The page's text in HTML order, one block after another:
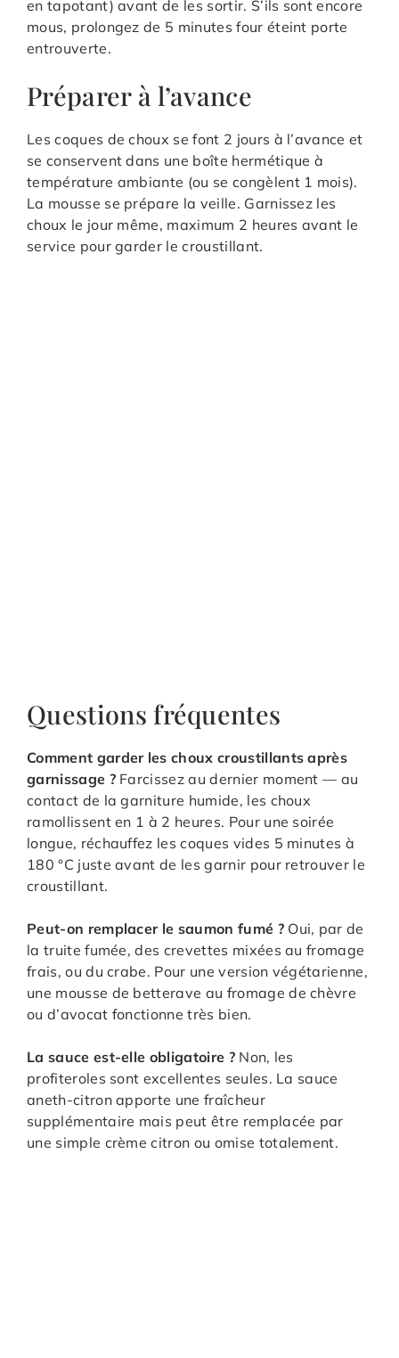
en tapotant) avant de les sortir. S’ils sont encore
mous, prolongez de 5 minutes four éteint porte
entrouverte.
Préparer à l’avance
Les coques de choux se font 2 jours à l’avance et
se conservent dans une boîte hermétique à
température ambiante (ou se congèlent 1 mois).
La mousse se prépare la veille. Garnissez les
choux le jour même, maximum 2 heures avant le
service pour garder le croustillant.
Questions fréquentes
Comment garder les choux croustillants après
garnissage ?Farcissez au dernier moment — au
contact de la garniture humide, les choux
ramollissent en 1 à 2 heures. Pour une soirée
longue, réchauffez les coques vides 5 minutes à
180 °C juste avant de les garnir pour retrouver le
croustillant.
Peut-on remplacer le saumon fumé ?Oui, par de
la truite fumée, des crevettes mixées au fromage
frais, ou du crabe. Pour une version végétarienne,
une mousse de betterave au fromage de chèvre
ou d’avocat fonctionne très bien.
La sauce est-elle obligatoire ?Non, les
profiteroles sont excellentes seules. La sauce
aneth-citron apporte une fraîcheur
supplémentaire mais peut être remplacée par
une simple crème citron ou omise totalement.